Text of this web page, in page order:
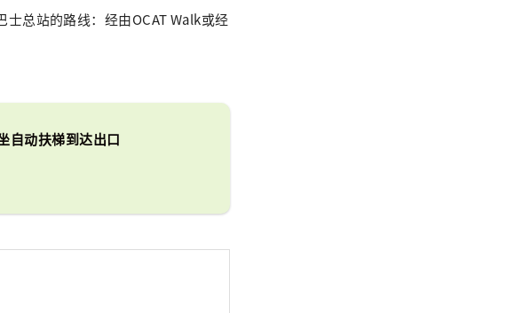
总站的路线：经由OCAT Walk或经
自动扶梯到达出口